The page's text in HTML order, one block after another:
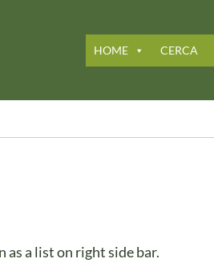
HOME CERCA
as a list on right side bar.